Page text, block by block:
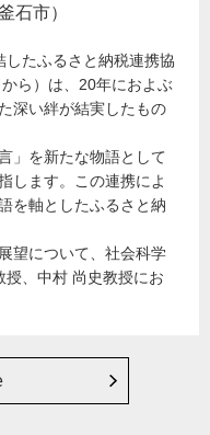
石市）
たふるさと納税連携協
ら）は、20年におよぶ
深い絆が結実したもの
」を新たな物語として
します。この連携によ
を軸としたふるさと納
望について、社会科学
、中村 尚史教授にお